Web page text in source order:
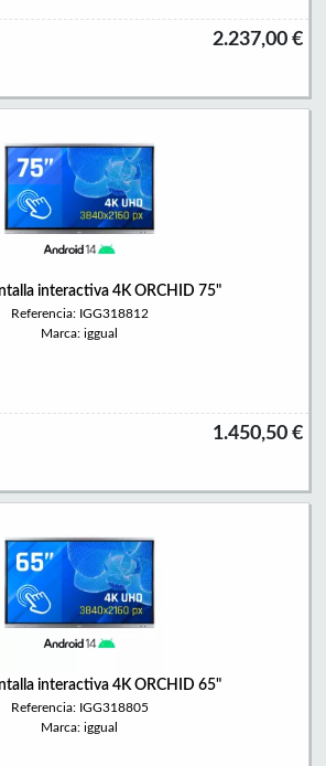
2.237,00 €
interactiva 4K ORCHID 75"
Referencia: IGG318812
Marca: iggual
1.450,50 €
interactiva 4K ORCHID 65"
Referencia: IGG318805
Marca: iggual